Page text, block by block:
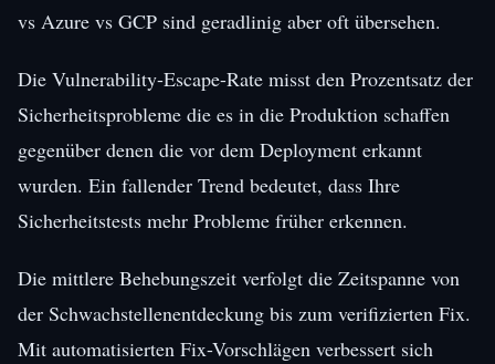
vs Azure vs GCP sind geradlinig aber oft übersehen.
Die Vulnerability-Escape-Rate misst den Prozentsatz der
Sicherheitsprobleme die es in die Produktion schaffen
gegenüber denen die vor dem Deployment erkannt
wurden. Ein fallender Trend bedeutet, dass Ihre
Sicherheitstests mehr Probleme früher erkennen.
Die mittlere Behebungszeit verfolgt die Zeitspanne von
der Schwachstellenentdeckung bis zum verifizierten Fix.
Mit automatisierten Fix-Vorschlägen verbessert sich